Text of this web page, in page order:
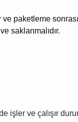
paketleme
saklanmalıdır.
işler ve çalışır